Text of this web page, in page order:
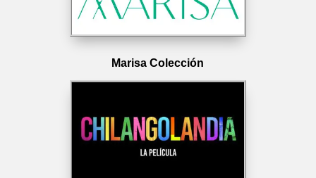
Marisa Colección